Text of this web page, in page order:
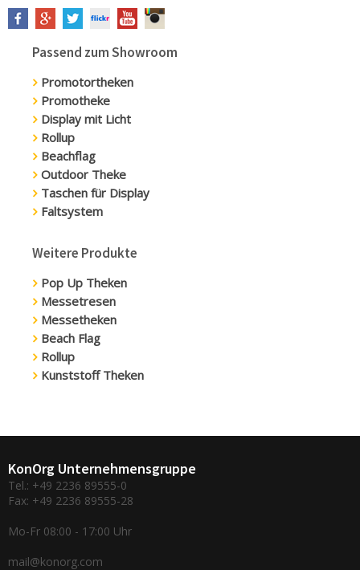
Passend zum Showroom
Promotortheken
Promotheke
Display mit Licht
Rollup
Beachflag
Outdoor Theke
Taschen für Display
Faltsystem
Weitere Produkte
Pop Up Theken
Messetresen
Messetheken
Beach Flag
Rollup
Kunststoff Theken
KonOrg Unternehmensgruppe
Tel.: +49 2236 89555-0
Fax: +49 2236 89555-28
Mo-Fr 08:00 - 17:00 Uhr
mail@konorg.com